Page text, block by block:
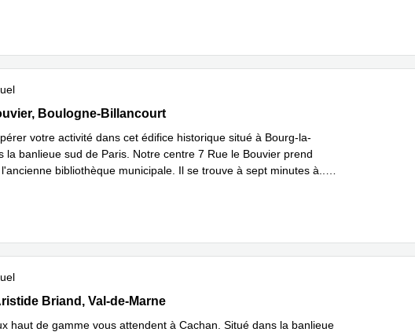
Boulogne-Billancourt
Boulogne-Billancourt
votre activité dans cet édifice historique situé à Bourg-la-
la banlieue sud de Paris. Notre centre 7 Rue le Bouvier prend
bibliothèque municipale. Il se trouve à sept minutes à
Aristide Briand, Val-de-Marne
Briand, Val-de-Marne
haut de gamme vous attendent à Cachan. Situé dans la banlieue